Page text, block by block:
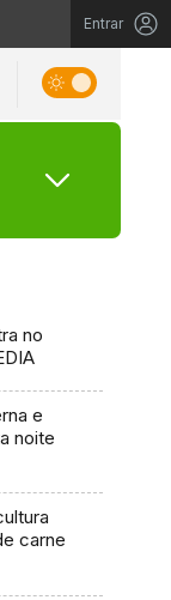
Entrar
no
e
noite
carne